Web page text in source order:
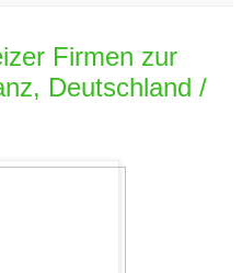
Firmen zur
Deutschland /